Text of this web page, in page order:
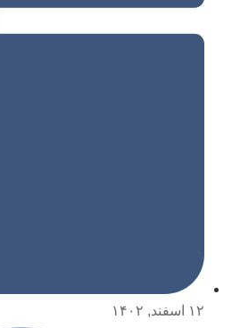
۱۲ اسفند, ۱۴۰۲